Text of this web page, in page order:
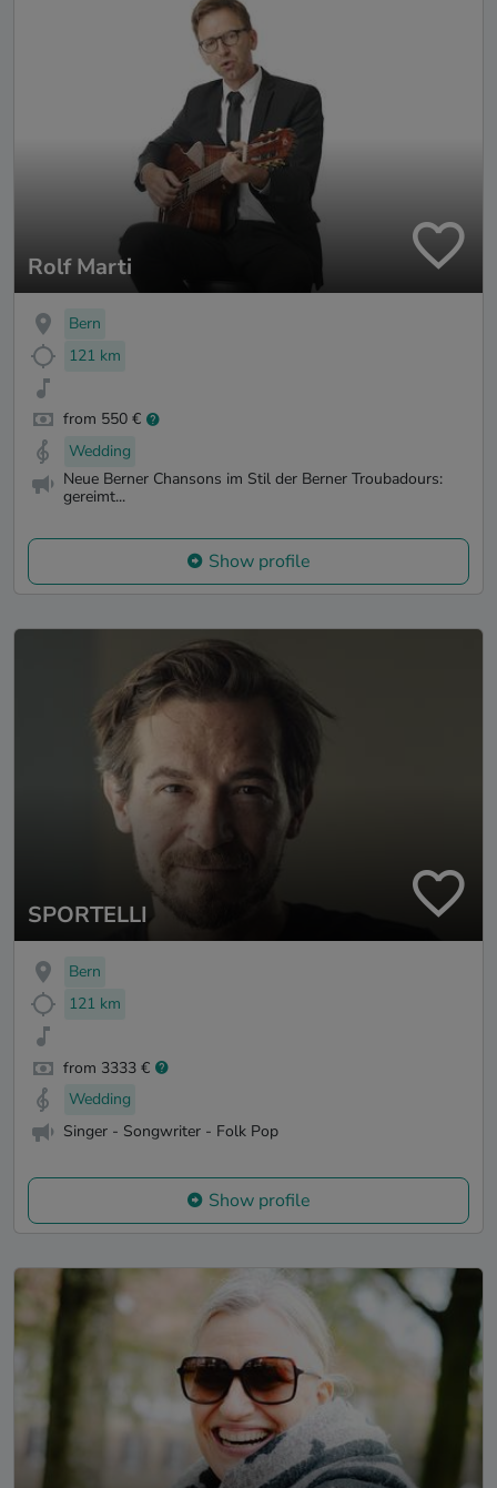
Rolf Marti
Bern
121 km
from 550 €
Wedding
Neue Berner Chansons im Stil der Berner Troubadours:
gereimt...
Show profile
SPORTELLI
Bern
121 km
from 3333 €
Wedding
Singer - Songwriter - Folk Pop
Show profile